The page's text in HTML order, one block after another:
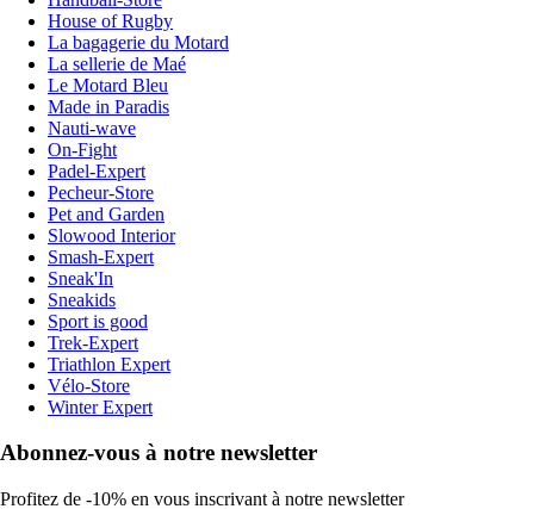
House of Rugby
La bagagerie du Motard
La sellerie de Maé
Le Motard Bleu
Made in Paradis
Nauti-wave
On-Fight
Padel-Expert
Pecheur-Store
Pet and Garden
Slowood Interior
Smash-Expert
Sneak'In
Sneakids
Sport is good
Trek-Expert
Triathlon Expert
Vélo-Store
Winter Expert
Abonnez-vous à notre newsletter
Profitez de -10% en vous inscrivant à notre newsletter